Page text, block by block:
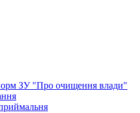
ЗУ "Про очищення влади"